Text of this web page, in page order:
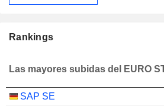
Rankings
Las mayores subidas del EURO
SAP SE